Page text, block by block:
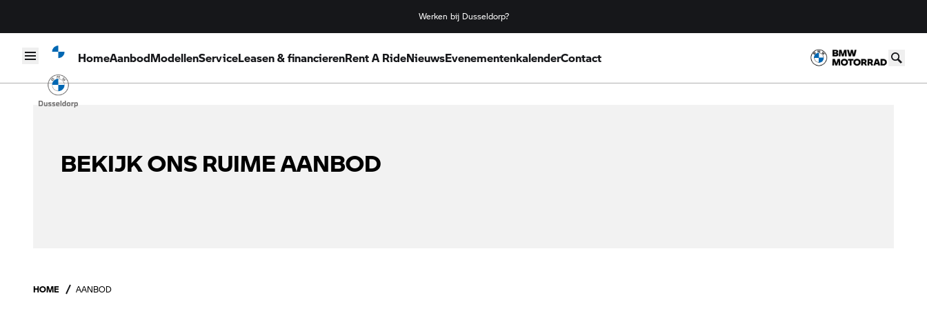
Werken bij Dusseldorp?
HomeAanbodModellenServiceLeasen & financierenRent A RideNieuwsEvenementenkalenderContact
Skip to content
BEKIJK ONS RUIME AANBOD
HOME AANBOD